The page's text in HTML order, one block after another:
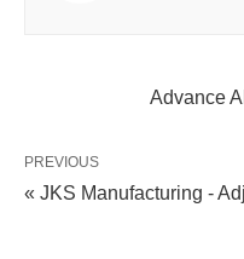
Advance
PREVIOUS
« JKS Manufacturing -